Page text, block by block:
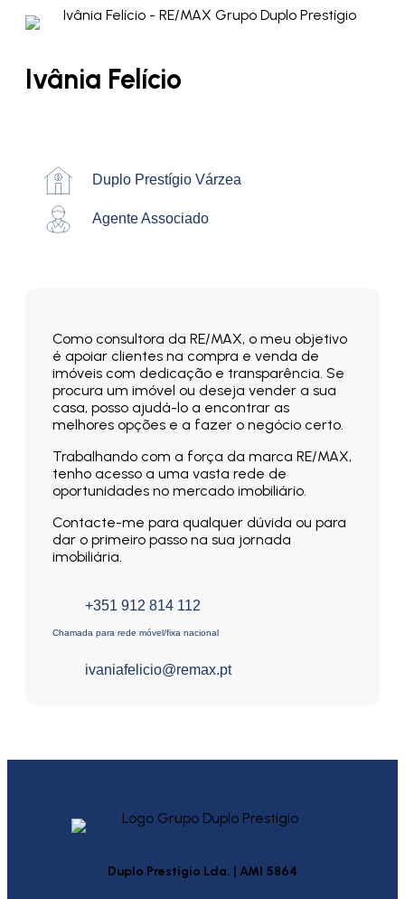
Ivânia Felício
Duplo Prestígio Várzea
Agente Associado
Como consultora da RE/MAX, o meu objetivo
é apoiar clientes na compra e venda de
imóveis com dedicação e transparência. Se
procura um imóvel ou deseja vender a sua
casa, posso ajudá-lo a encontrar as
melhores opções e a fazer o negócio certo.
Trabalhando com a força da marca RE/MAX,
tenho acesso a uma vasta rede de
oportunidades no mercado imobiliário.
Contacte-me para qualquer dúvida ou para
dar o primeiro passo na sua jornada
imobiliária.
+351 912 814 112
Chamada para rede móvel/fixa nacional
ivaniafelicio@remax.pt
Duplo Prestígio Lda. | AMI 5864